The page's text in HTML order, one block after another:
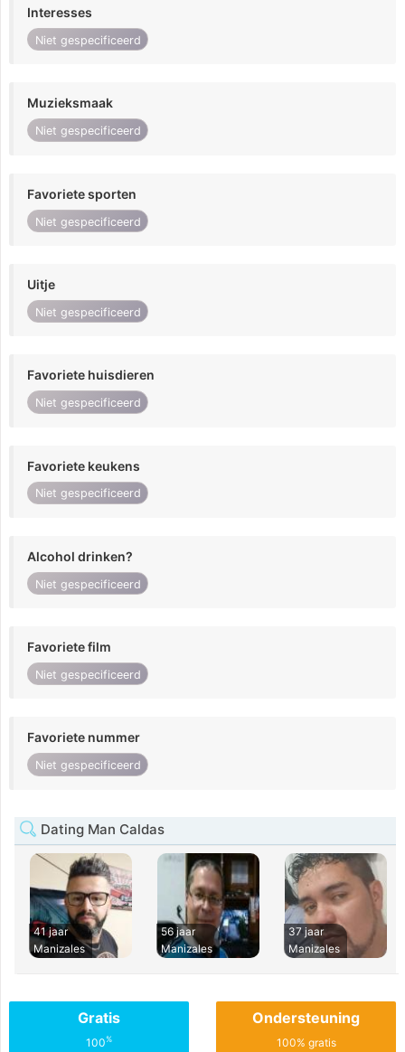
Interesses
Niet gespecificeerd
Muzieksmaak
Niet gespecificeerd
Favoriete sporten
Niet gespecificeerd
Uitje
Niet gespecificeerd
Favoriete huisdieren
Niet gespecificeerd
Favoriete keukens
Niet gespecificeerd
Alcohol drinken?
Niet gespecificeerd
Favoriete film
Niet gespecificeerd
Favoriete nummer
Niet gespecificeerd
Dating Man Caldas
41 jaar
Manizales
56 jaar
Manizales
37 jaar
Manizales
Gratis
100%
Ondersteuning
100% gratis